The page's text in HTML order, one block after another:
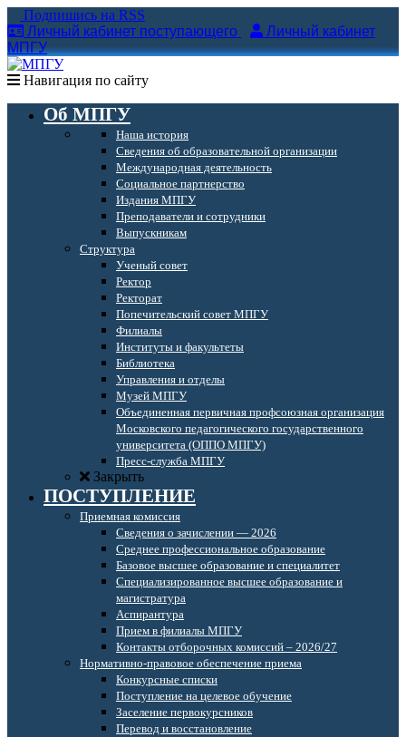
Подпишись на RSS
Личный кабинет поступающего
Личный кабинет
МПГУ
Навигация по сайту
Об МПГУ
Наша история
Сведения об образовательной организации
Международная деятельность
Социальное партнерство
Издания МПГУ
Преподаватели и сотрудники
Выпускникам
Структура
Ученый совет
Ректор
Ректорат
Попечительский совет МПГУ
Филиалы
Институты и факультеты
Библиотека
Управления и отделы
Музей МПГУ
Объединенная первичная профсоюзная организация
Московского педагогического государственного
университета (ОППО МПГУ)
Пресс-служба МПГУ
Закрыть
ПОСТУПЛЕНИЕ
Приемная комиссия
Сведения о зачислении — 2026
Среднее профессиональное образование
Базовое высшее образование и специалитет
Специализированное высшее образование и
магистратура
Аспирантура
Прием в филиалы МПГУ
Контакты отборочных комиссий – 2026/27
Нормативно-правовое обеспечение приема
Конкурсные списки
Поступление на целевое обучение
Заселение первокурсников
Перевод и восстановление